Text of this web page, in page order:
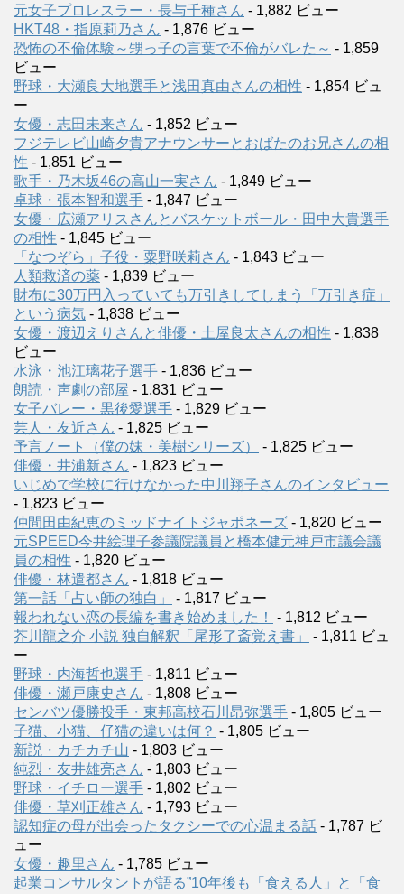
元女子プロレスラー・長与千種さん - 1,882 ビュー
HKT48・指原莉乃さん - 1,876 ビュー
恐怖の不倫体験～甥っ子の言葉で不倫がバレた～ - 1,859
ビュー
野球・大瀬良大地選手と浅田真由さんの相性 - 1,854 ビュ
ー
女優・志田未来さん - 1,852 ビュー
フジテレビ山崎夕貴アナウンサーとおばたのお兄さんの相
性 - 1,851 ビュー
歌手・乃木坂46の高山一実さん - 1,849 ビュー
卓球・張本智和選手 - 1,847 ビュー
女優・広瀬アリスさんとバスケットボール・田中大貴選手
の相性 - 1,845 ビュー
「なつぞら」子役・粟野咲莉さん - 1,843 ビュー
人類救済の薬 - 1,839 ビュー
財布に30万円入っていても万引きしてしまう「万引き症」
という病気 - 1,838 ビュー
女優・渡辺えりさんと俳優・土屋良太さんの相性 - 1,838
ビュー
水泳・池江璃花子選手 - 1,836 ビュー
朗読・声劇の部屋 - 1,831 ビュー
女子バレー・黒後愛選手 - 1,829 ビュー
芸人・友近さん - 1,825 ビュー
予言ノート（僕の妹・美樹シリーズ）
- 1,825 ビュー
俳優・井浦新さん - 1,823 ビュー
いじめで学校に行けなかった中川翔子さんのインタビュー
- 1,823 ビュー
仲間田由紀恵のミッドナイトジャポネーズ - 1,820 ビュー
元SPEED今井絵理子参議院議員と橋本健元神戸市議会議
員の相性 - 1,820 ビュー
俳優・林遣都さん - 1,818 ビュー
第一話「占い師の独白」
- 1,817 ビュー
報われない恋の長編を書き始めました！
- 1,812 ビュー
芥川龍之介 小説 独自解釈「尾形了斎覚え書」
- 1,811 ビュ
ー
野球・内海哲也選手 - 1,811 ビュー
俳優・瀬戸康史さん - 1,808 ビュー
センバツ優勝投手・東邦高校石川昂弥選手 - 1,805 ビュー
子猫、小猫、仔猫の違いは何？ - 1,805 ビュー
新説・カチカチ山 - 1,803 ビュー
純烈・友井雄亮さん - 1,803 ビュー
野球・イチロー選手 - 1,802 ビュー
俳優・草刈正雄さん - 1,793 ビュー
認知症の母が出会ったタクシーでの心温まる話 - 1,787 ビ
ュー
女優・趣里さん - 1,785 ビュー
起業コンサルタントが語る”10年後も「食える人」と「食